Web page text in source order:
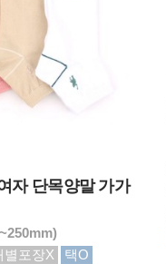
자 단목양말 가가
별포장X 택O